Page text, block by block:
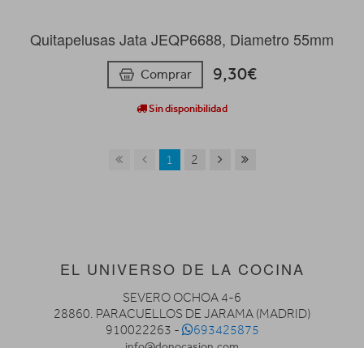
Quitapelusas Jata JEQP6688, Diametro 55mm
Comprar 9,30€
Sin disponibilidad
1 2
EL UNIVERSO DE LA COCINA
SEVERO OCHOA 4-6
28860. PARACUELLOS DE JARAMA (MADRID)
910022263 -
693425875